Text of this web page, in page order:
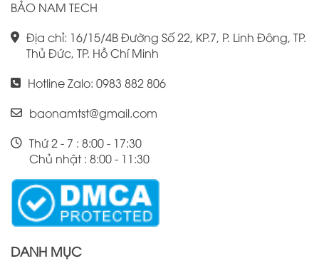
BẢO NAM TECH
Địa chỉ: 16/15/4B Đường Số 22, KP.7, P. Linh Đông, TP.
Thủ Đức, TP. Hồ Chí Minh
Hotline Zalo: 0983 882 806
baonamtst@gmail.com
Thứ 2 - 7 : 8:00 - 17:30
Chủ nhật : 8:00 - 11:30
DANH MỤC